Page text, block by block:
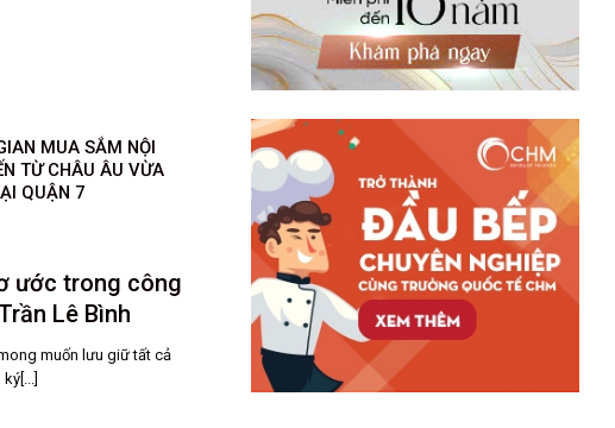
MUA SẮM NỘI
TỪ CHÂU ÂU VỪA
QUẬN 7
ước trong công
Lê Bình
muốn lưu giữ tất cả